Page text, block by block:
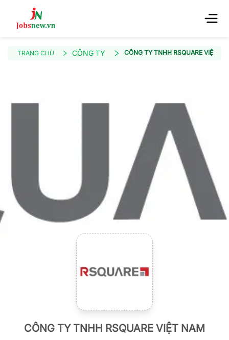
TRANG CHỦ CÔNG TY CÔNG TY TNHH RSQUARE VIỆT
CÔNG TY TNHH RSQUARE VIỆT NAM